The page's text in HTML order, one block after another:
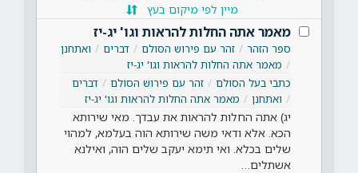
מיין לפי מיקום בעץ
מאמר אתה החלות להראות וגו' יג-יז
ספר הזהר זהר עם פירוש הסולם דברים
ואתחנן
מאמר אתה החלות להראות וגו' יג-יז
כתבי בעל הסולם
זהר עם פירוש הסולם
דברים
ואתחנן
מאמר אתה החלות להראות וגו' יג-יז
יג) אתה החלות להראות את עבדך. מאי שירותא
הכא. אלא ודאי משה שירותא הוה בעלמא, למהוי
שלים בכלא. ואי תימא יעקב שלים הוה, ואילנא
אשתלים…